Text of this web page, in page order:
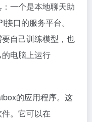
一个是本地聊天助
口的服务平台。
自己训练模型，也
电脑上运行
的应用程序。这
。它可以在